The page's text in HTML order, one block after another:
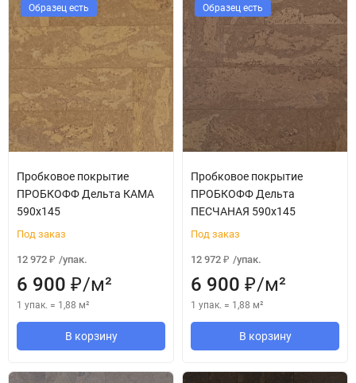
Образец есть
Пробковое покрытие
ПРОБКОФФ Дельта КАМА
590x145
Под заказ
12 972 ₽ /упак.
6 900 ₽/м²
1 упак. = 1,88 м²
В корзину
Образец есть
Пробковое покрытие
ПРОБКОФФ Дельта
ПЕСЧАНАЯ 590x145
Под заказ
12 972 ₽ /упак.
6 900 ₽/м²
1 упак. = 1,88 м²
В корзину